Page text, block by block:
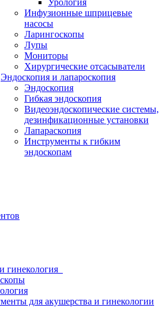
Урология
Инфузионные шприцевые
насосы
Ларингоскопы
Лупы
Мониторы
Хирургические отсасыватели
Эндоскопия и лапароскопия
Эндоскопия
Гибкая эндоскопия
Видеоэндоскопические системы,
дезинфикационные установки
Лапараскопия
Инструменты к гибким
эндоскопам
гинекология
для акушерства и гинекологии